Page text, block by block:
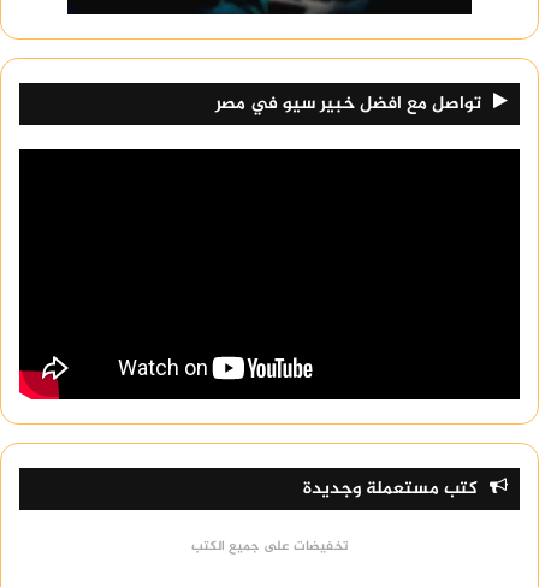
تواصل مع افضل خبير سيو في مصر
كتب مستعملة وجديدة
تخفيضات على جميع الكتب